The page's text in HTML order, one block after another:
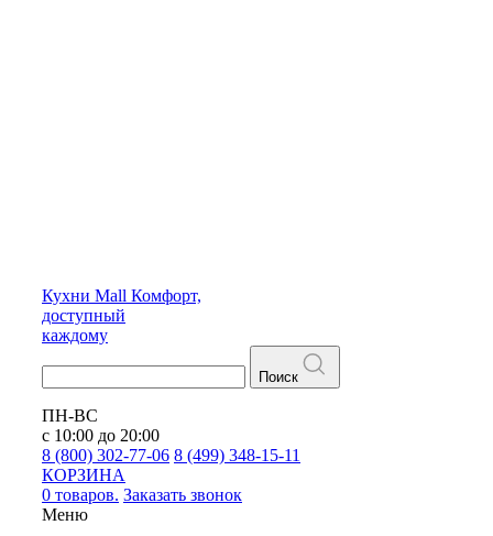
Кухни Mall Комфорт,
доступный
каждому
Поиск
ПН-ВС
с 10:00 до 20:00
8 (800) 302-77-06 8 (499) 348-15-11
КОРЗИНА
0 товаров. Заказать звонок
Меню